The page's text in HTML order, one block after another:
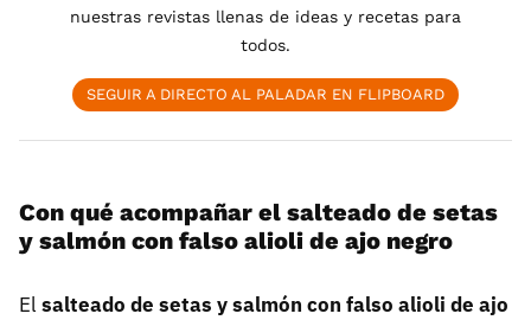
nuestras revistas llenas de ideas y recetas para
todos.
SEGUIR A DIRECTO AL PALADAR EN FLIPBOARD
Con qué acompañar el salteado de setas
y salmón con falso alioli de ajo negro
El salteado de setas y salmón con falso alioli de ajo